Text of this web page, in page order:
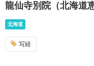
龍仙寺別院（北海道
北海道
写経